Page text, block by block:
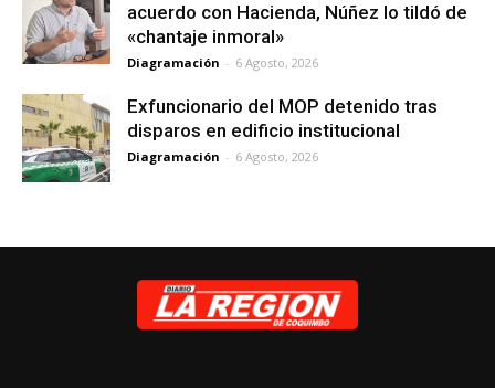
acuerdo con Hacienda, Núñez lo tildó de
«chantaje inmoral»
Diagramación - 6 Agosto, 2026
Exfuncionario del MOP detenido tras
disparos en edificio institucional
Diagramación - 6 Agosto, 2026